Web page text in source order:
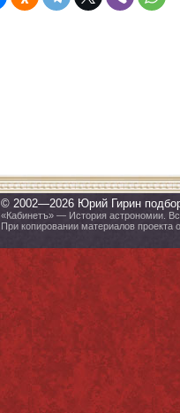
© 2002—2026 Юрий Гирин
«Кабинетъ» — История астрономии.
При копировании материалов проекта